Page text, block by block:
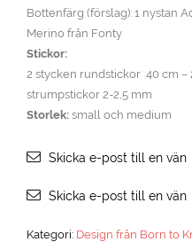
Bottenfärg (förslag): 1 nystan
Merino från Fonty
Stickor:
2 stycken rundstickor 40 cm –
strumpstickor 2-2,5 mm
Storlek: small och medium
Skicka e-post till en vän
Skicka e-post till en vän
Kategori: Design från Born to